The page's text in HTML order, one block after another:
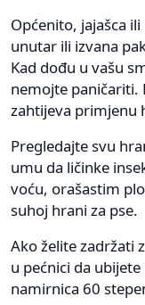
Općenito, jajašca
unutar ili izvana
Kad dođu u vašu
nemojte paničariti.
zahtijeva primjenu
Pregledajte svu
umu da ličinke
voću, orašastim
suhoj hrani za pse.
Ako želite zadržati
u pećnici da
namirnica 60